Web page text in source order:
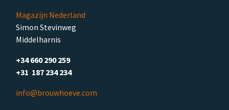
Magazijn Nederland
Simon Stevinweg
Middelharnis
+34 660 290 259
+31 187 234 234
info@brouwhoeve.com